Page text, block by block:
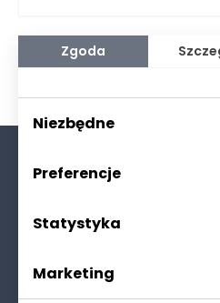
zrozumieć, jakie zabiegi są
seniorów.
Polityka prywatności
Zgoda
Niezbędne
Preferencje
Statystyka
Marketing